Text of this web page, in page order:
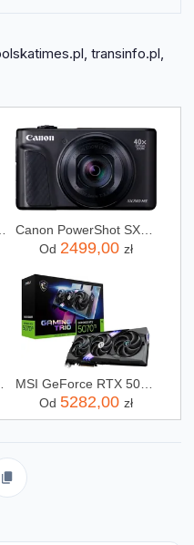
którą należy
transinfo.pl,
Tytanowy Czarny
Canon PowerShot SX740 HS Lite Edition Czarny
Od 2499,00 zł
MSI GeForce RTX 5070 Ti Gaming Trio OC 16GB (V531240R)
Od 5282,00 zł